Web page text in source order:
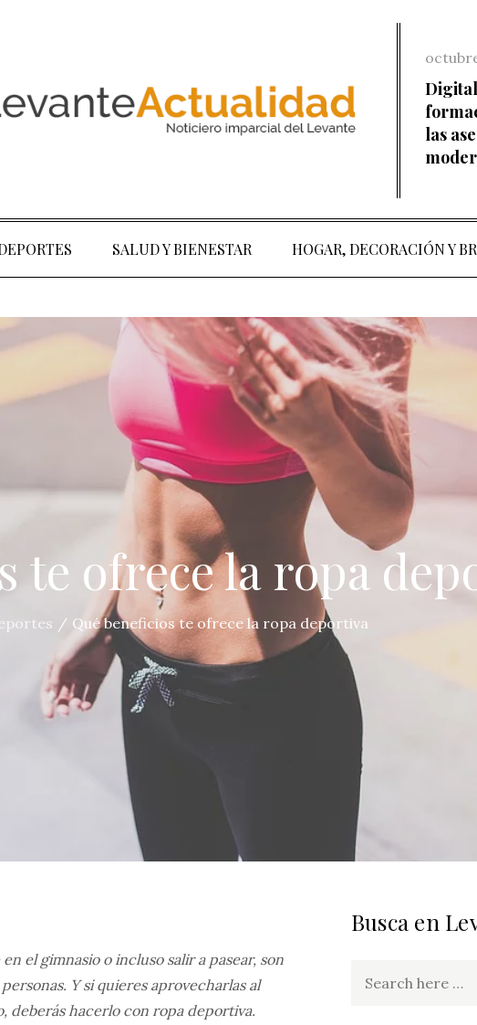
Posted
on
las
SALUD Y BIENESTAR HOGAR, DECORACIÓN Y
te ofrece la ropa
Qué beneficios te ofrece la ropa deportiva
el gimnasio o incluso salir a pasear, son
Y si quieres aprovecharlas al
deberás hacerlo con ropa deportiva.
Busca en